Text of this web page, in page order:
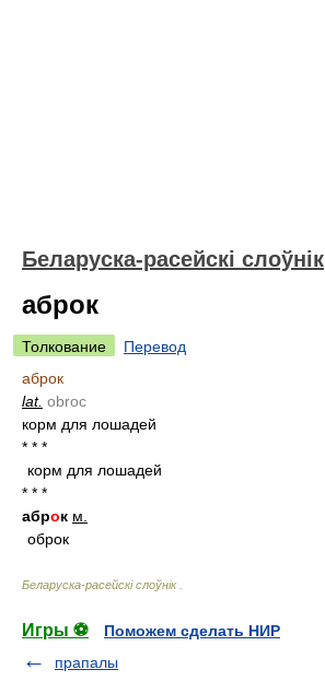
Беларуска-расейскі слоўнік
аброк
Толкование
Перевод
аброк
lat. obroc
корм для лошадей
* * *
корм для лошадей
* * *
аброк м.
оброк
Беларуска-расейскі слоўнік
Игры ⚽
Поможем сделать НИР
прапалы